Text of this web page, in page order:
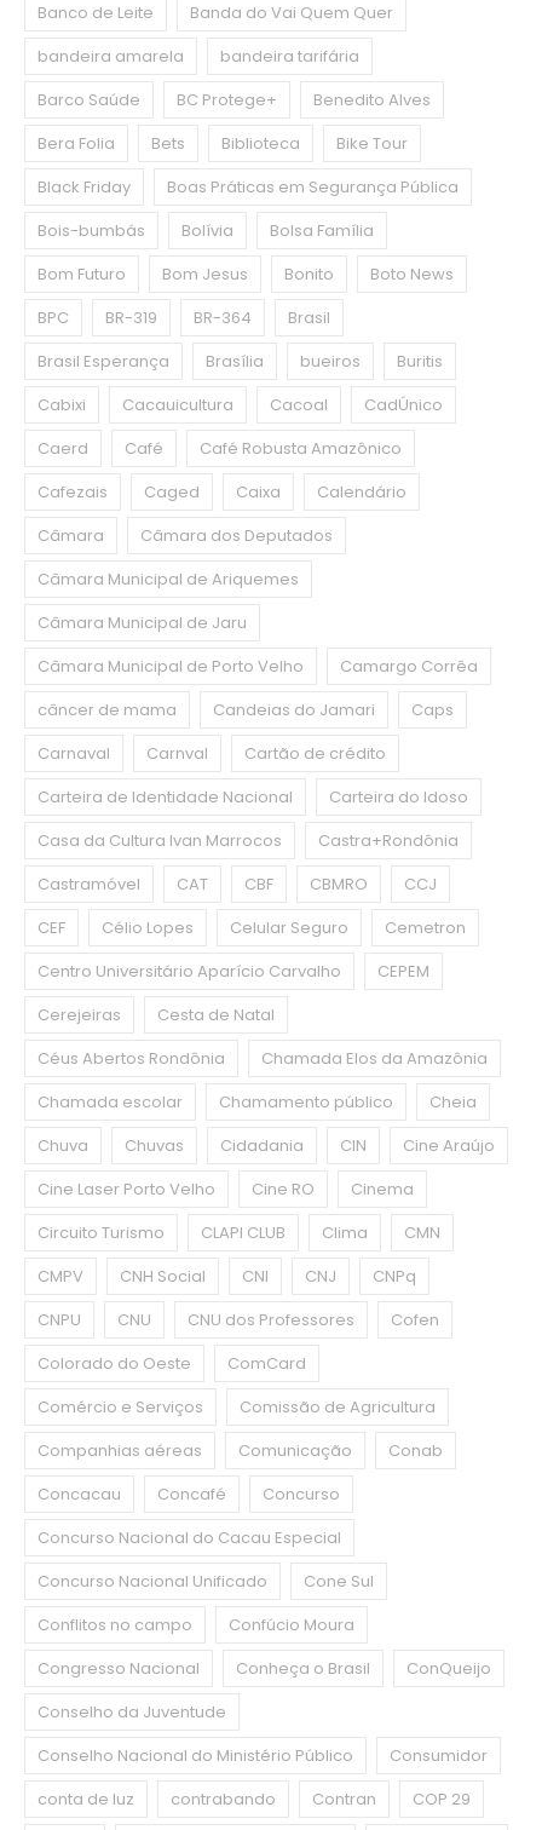
Banco de Leite
Banda do Vai Quem Quer
bandeira amarela
bandeira tarifária
Barco Saúde
BC Protege+
Benedito Alves
Bera Folia
Bets Biblioteca
Bike Tour
Black Friday
Boas Práticas em Segurança Pública
Bois-bumbás
Bolívia
Bolsa Família
Bom Futuro
Bom Jesus Bonito
Boto News
BPC
BR-319 BR-364
Brasil
Brasil Esperança
Brasília bueiros
Buritis
Cabixi
Cacauicultura Cacoal
CadÚnico
Caerd
Café
Café Robusta Amazônico
Cafezais
Caged Caixa
Calendário
Câmara
Câmara dos Deputados
Câmara Municipal de Ariquemes
Câmara Municipal de Jaru
Câmara Municipal de Porto Velho
Camargo Corrêa
câncer de mama
Candeias do Jamari
Caps
Carnaval
Carnval
Cartão de crédito
Carteira de Identidade Nacional
Carteira do Idoso
Casa da Cultura Ivan Marrocos
Castra+Rondônia
Castramóvel
CAT CBF CBMRO
CCJ
CEF
Célio Lopes Celular Seguro
Cemetron
Centro Universitário Aparício Carvalho
CEPEM
Cerejeiras
Cesta de Natal
Céus Abertos Rondônia
Chamada Elos da Amazônia
Chamada escolar
Chamamento público
Cheia
Chuva
Chuvas Cidadania CIN
Cine Araújo
Cine Laser Porto Velho
Cine RO
Cinema
Circuito Turismo
CLAPI CLUB Clima
CMN
CMPV
CNH Social CNI CNJ
CNPq
CNPU
CNU CNU dos Professores
Cofen
Colorado do Oeste
ComCard
Comércio e Serviços
Comissão de Agricultura
Companhias aéreas
Comunicação
Conab
Concacau
Concafé
Concurso
Concurso Nacional do Cacau Especial
Concurso Nacional Unificado
Cone Sul
Conflitos no campo
Confúcio Moura
Congresso Nacional
Conheça o Brasil
ConQueijo
Conselho da Juventude
Conselho Nacional do Ministério Público
Consumidor
conta de luz
contrabando Contran
COP 29